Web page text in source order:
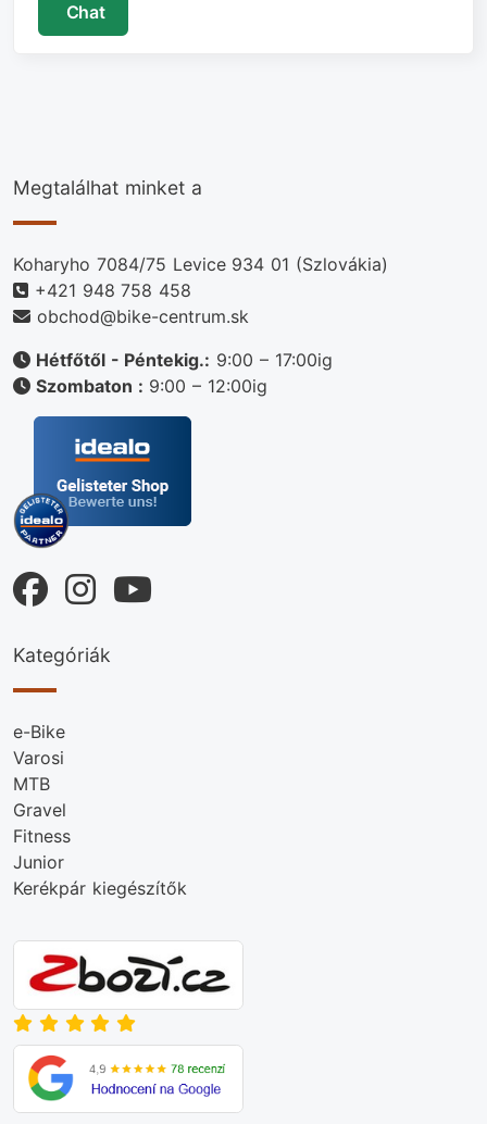
Chat
Megtalálhat minket a
Koharyho 7084/75 Levice 934 01 (Szlovákia)
+421 948 758 458
obchod@bike-centrum.sk
Hétfőtől - Péntekig.: 9:00 – 17:00ig
Szombaton : 9:00 – 12:00ig
Kategóriák
e-Bike
Varosi
MTB
Gravel
Fitness
Junior
Kerékpár kiegészítők